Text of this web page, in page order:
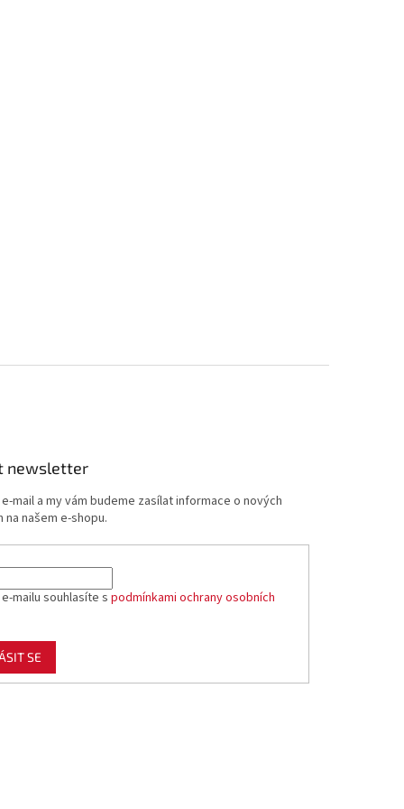
newsletter
mail a my vám budeme zasílat informace o nových
našem e-shopu.
mailu souhlasíte spodmínkami ochrany osobních
SE